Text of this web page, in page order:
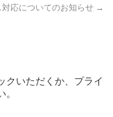
対応についてのお知らせ →
クいただくか、プライ